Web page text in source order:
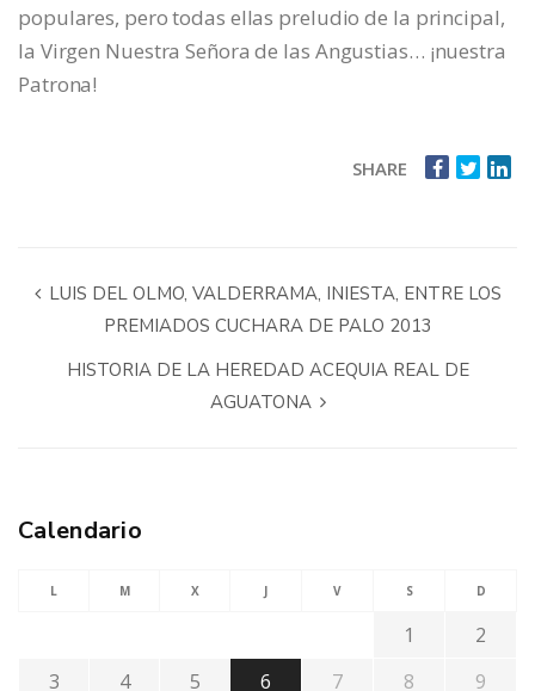
populares, pero todas ellas preludio de la principal,
la Virgen Nuestra Señora de las Angustias… ¡nuestra
Patrona!
SHARE
LUIS DEL OLMO, VALDERRAMA, INIESTA, ENTRE LOS
PREMIADOS CUCHARA DE PALO 2013
HISTORIA DE LA HEREDAD ACEQUIA REAL DE
AGUATONA
Calendario
L M X J V S D
1
2
3
4 5 6 7 8
9